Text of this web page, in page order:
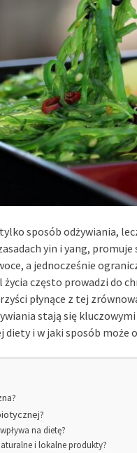
sposób odżywiania,
yin i yang,
a jednocześnie
życia często prowadzi do
płynące z tej
stają się
diety i w jaki sposób może
na dietę?
i lokalne produkty?